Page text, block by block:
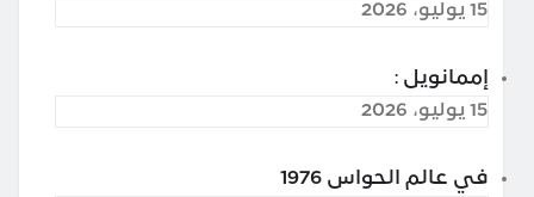
15 يوليو، 2026
إممانويل :
15 يوليو، 2026
في عالم الحواس 1976